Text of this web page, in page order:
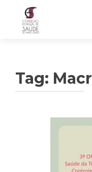
Tag: